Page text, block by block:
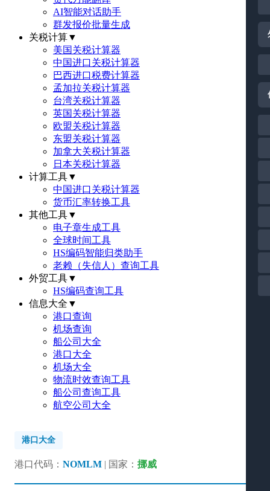
AI智能对话助手
群发报价批量生成
关税计算▼
美国关税计算器
中国进口关税计算器
巴西进口税费计算器
孟加拉关税计算器
台湾关税计算器
英国关税计算器
欧盟关税计算器
东盟关税计算器
加拿大关税计算器
日本关税计算器
计算工具▼
中国进口关税计算器
货币汇率转换工具
其他工具▼
电子章生成工具
全球时间工具
HS编码智能归类助手
老赖（失信人）查询工具
外贸工具▼
HS编码查询工具
信息大全 ▼
港口查询
机场查询
船公司大全
港口大全
机场大全
物流时效查询工具
船公司查询工具
航空公司大全
港口大全
港口代码： NOMLM | 国家： 挪威